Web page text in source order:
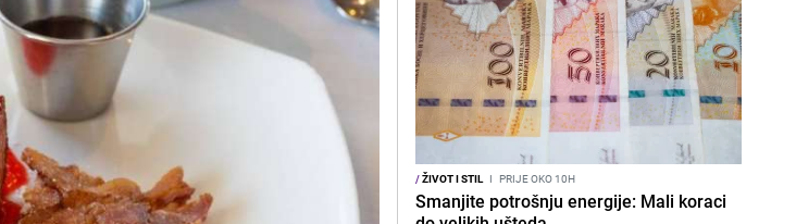
/ŽIVOT I STIL I PRIJE OKO 10H
Smanjite potrošnju energije: Mali koraci